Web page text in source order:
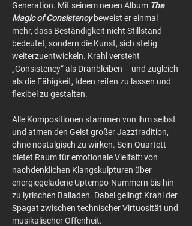
Generation. Mit seinem neuen Album The
Magic of Consistency beweist er einmal
mehr, dass Beständigkeit nicht Stillstand
bedeutet, sondern die Kunst, sich stetig
weiterzuentwickeln. Krahl versteht
„Consistency“ als Dranbleiben – und zugleich
als die Fähigkeit, Ideen reifen zu lassen und
flexibel zu gestalten.
Alle Kompositionen stammen von ihm selbst
und atmen den Geist großer Jazztradition,
ohne nostalgisch zu wirken. Sein Quartett
bietet Raum für emotionale Vielfalt: von
nachdenklichen Klangskulpturen über
energiegeladene Uptempo-Nummern bis hin
zu lyrischen Balladen. Dabei gelingt Krahl der
Spagat zwischen technischer Virtuosität und
musikalischer Offenheit.